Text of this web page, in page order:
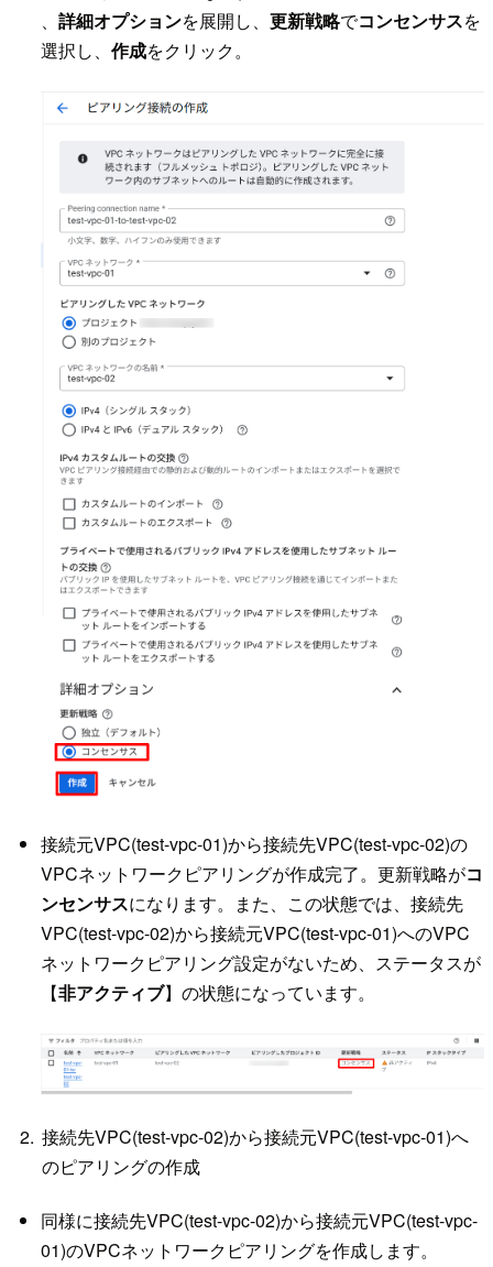
、 詳細オプションを展開し、 更新戦略でコンセンサスを
選択し、 作成をクリック。
接続元VPC(test-vpc-01)から接続先VPC(test-vpc-02)の
VPCネットワークピアリングが作成完了。更新戦略がコ
ンセンサスになります。また、この状態では、接続先
VPC(test-vpc-02)から接続元VPC(test-vpc-01)へのVPC
ネットワークピアリング設定がないため、ステータスが
【非アクティブ】の状態になっています。
接続先VPC(test-vpc-02)から接続元VPC(test-vpc-01)へ
のピアリングの作成
同様に接続先VPC(test-vpc-02)から接続元VPC(test-vpc-
01)のVPCネットワークピアリングを作成します。